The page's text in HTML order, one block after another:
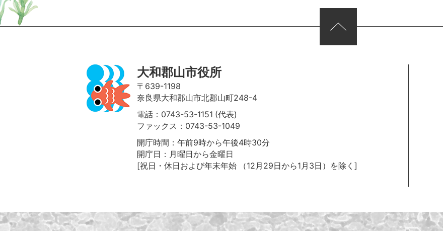
大和郡山市役所
〒639-1198
奈良県大和郡山市北郡山町248-4
電話：0743-53-1151 (代表)
ファックス：0743-53-1049
開庁時間：午前9時から午後4時30分
開庁日：月曜日から金曜日
[祝日・休日および年末年始
（12月29日から1月3日）を除く]